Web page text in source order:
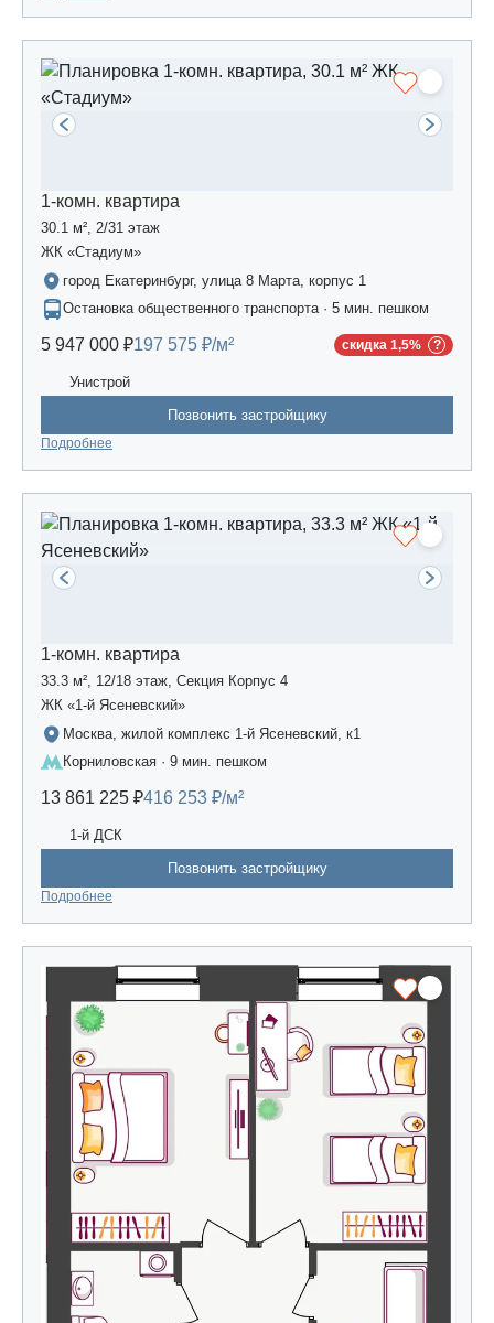
1-комн. квартира
30.1 м², 2/31 этаж
ЖК «Стадиум»
город Екатеринбург, улица 8 Марта, корпус 1
Остановка общественного транспорта · 5 мин. пешком
5 947 000 ₽197 575 ₽/м² скидка 1,5%
Унистрой
Позвонить застройщику
Подробнее
1-комн. квартира
33.3 м², 12/18 этаж, Секция Корпус 4
ЖК «1-й Ясеневский»
Москва, жилой комплекс 1-й Ясеневский, к1
Корниловская · 9 мин. пешком
13 861 225 ₽416 253 ₽/м²
1-й ДСК
Позвонить застройщику
Подробнее